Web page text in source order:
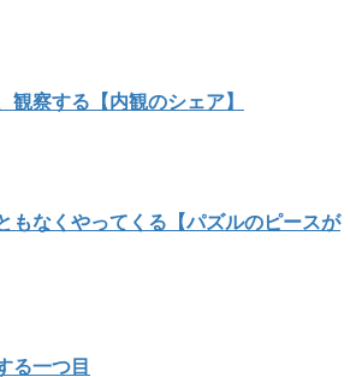
観察する【内観のシェア】
もなくやってくる【パズルのピースが
る一つ目